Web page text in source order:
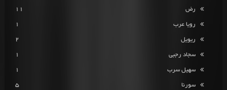
رض 11
رویا عرب 1
ریویل 2
سجاد رجبی 1
سهیل سرب 1
سورنا 5